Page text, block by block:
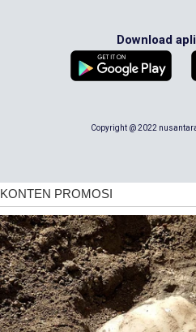
Download
Copyright @ 2022